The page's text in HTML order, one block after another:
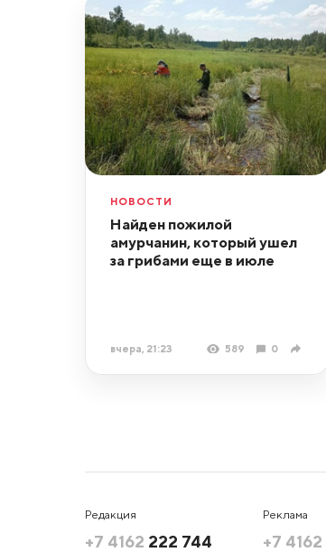
НОВОСТИ
Найден пожилой
амурчанин, который ушел
за грибами еще в июле
вчера, 21:23 589 0
Редакция
+7 4162 222 744
Реклама
+7 4162